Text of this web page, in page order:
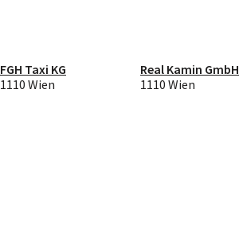
FGH Taxi KG
1110 Wien
Real Kamin GmbH
1110 Wien